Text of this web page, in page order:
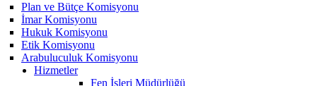
Plan ve Bütçe Komisyonu
İmar Komisyonu
Hukuk Komisyonu
Etik Komisyonu
Arabuluculuk Komisyonu
Hizmetler
Fen İşleri Müdürlüğü